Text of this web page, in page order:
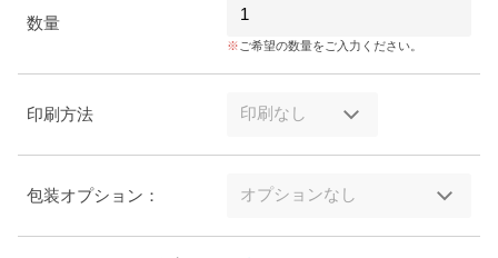
数量
ご希望の数量をご入力ください。
印刷方法
包装オプション：